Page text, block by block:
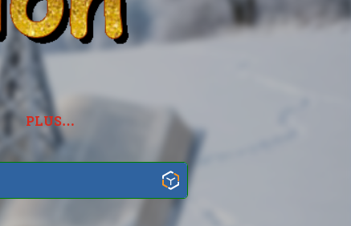
PLUS…